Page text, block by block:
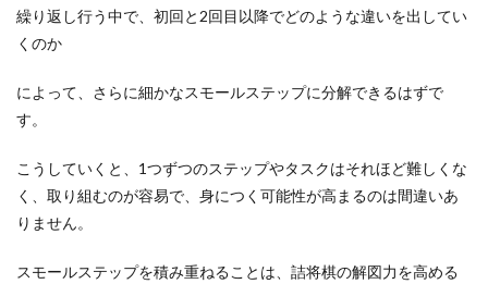
繰り返し行う中で、初回と2回目以降でどのような違いを出してい
くのか
によって、さらに細かなスモールステップに分解できるはずで
す。
こうしていくと、1つずつのステップやタスクはそれほど難しくな
く、取り組むのが容易で、身につく可能性が高まるのは間違いあ
りません。
スモールステップを積み重ねることは、詰将棋の解図力を高める